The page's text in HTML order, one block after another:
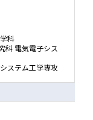
科
科 電気電子シス
ステム工学専攻